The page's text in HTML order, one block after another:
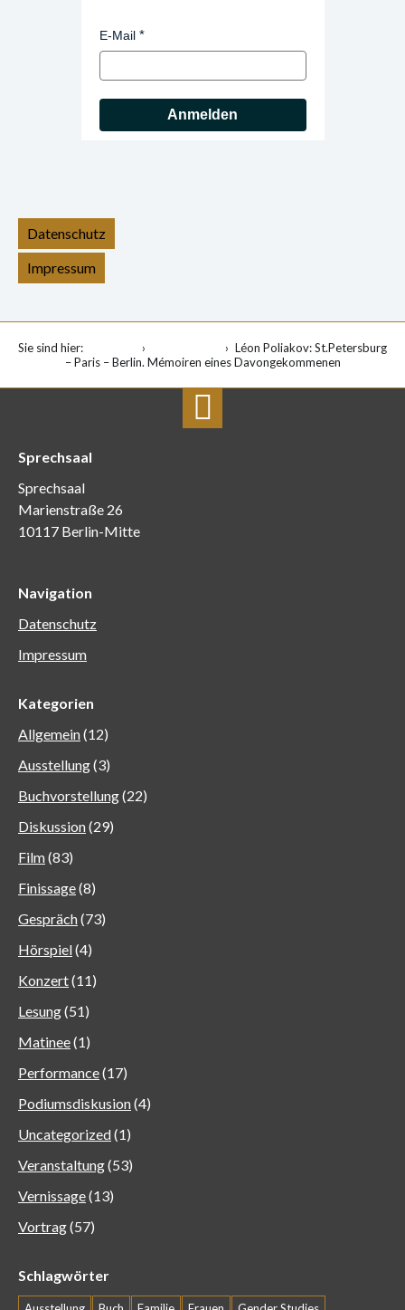
E-Mail
Anmelden
Datenschutz
Impressum
Sie sind hier:
Léon Poliakov: St.Petersburg
– Paris – Berlin. Mémoiren eines Davongekommenen
Sprechsaal
Sprechsaal
Marienstraße 26
10117 Berlin-Mitte
Navigation
Datenschutz
Impressum
Kategorien
Allgemein(12)
Ausstellung(3)
Buchvorstellung(22)
Diskussion(29)
Film(83)
Finissage(8)
Gespräch(73)
Hörspiel(4)
Konzert(11)
Lesung(51)
Matinee(1)
Performance(17)
Podiumsdiskusion(4)
Uncategorized(1)
Veranstaltung(53)
Vernissage(13)
Vortrag(57)
Schlagwörter